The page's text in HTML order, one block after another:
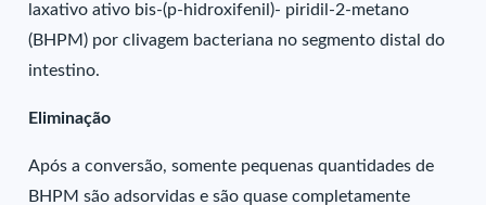
laxativo ativo bis-(p-hidroxifenil)- piridil-2-metano
(BHPM) por clivagem bacteriana no segmento distal do
intestino.
Eliminação
Após a conversão, somente pequenas quantidades de
BHPM são adsorvidas e são quase completamente